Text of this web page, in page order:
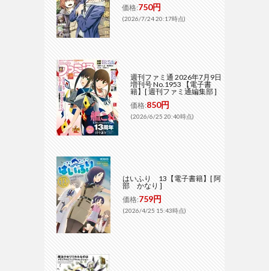
価格:750円
(2026/7/24 20:17時点)
週刊ファミ通 2026年7月9日
増刊号 No.1953 【電子書
籍】[ 週刊ファミ通編集部 ]
価格:850円
(2026/6/25 20:40時点)
はいふり 13【電子書籍】[ 阿
部 かなり ]
価格:759円
(2026/4/25 15:43時点)